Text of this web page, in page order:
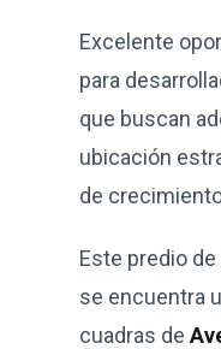
Excelente
para
que buscan
ubicación
de
Este predio de
se encuentra
cuadras de